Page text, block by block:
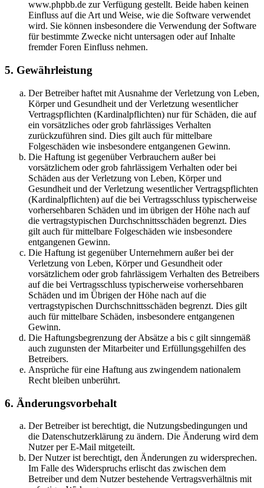
www.phpbb.de zur Verfügung gestellt. Beide haben keinen
Einfluss auf die Art und Weise, wie die Software verwendet
wird. Sie können insbesondere die Verwendung der Software
für bestimmte Zwecke nicht untersagen oder auf Inhalte
fremder Foren Einfluss nehmen.
5. Gewährleistung
Der Betreiber haftet mit Ausnahme der Verletzung von Leben,
Körper und Gesundheit und der Verletzung wesentlicher
Vertragspflichten (Kardinalpflichten) nur für Schäden, die auf
ein vorsätzliches oder grob fahrlässiges Verhalten
zurückzuführen sind. Dies gilt auch für mittelbare
Folgeschäden wie insbesondere entgangenen Gewinn.
Die Haftung ist gegenüber Verbrauchern außer bei
vorsätzlichem oder grob fahrlässigem Verhalten oder bei
Schäden aus der Verletzung von Leben, Körper und
Gesundheit und der Verletzung wesentlicher Vertragspflichten
(Kardinalpflichten) auf die bei Vertragsschluss typischerweise
vorhersehbaren Schäden und im übrigen der Höhe nach auf
die vertragstypischen Durchschnittsschäden begrenzt. Dies
gilt auch für mittelbare Folgeschäden wie insbesondere
entgangenen Gewinn.
Die Haftung ist gegenüber Unternehmern außer bei der
Verletzung von Leben, Körper und Gesundheit oder
vorsätzlichem oder grob fahrlässigem Verhalten des Betreibers
auf die bei Vertragsschluss typischerweise vorhersehbaren
Schäden und im Übrigen der Höhe nach auf die
vertragstypischen Durchschnittsschäden begrenzt. Dies gilt
auch für mittelbare Schäden, insbesondere entgangenen
Gewinn.
Die Haftungsbegrenzung der Absätze a bis c gilt sinngemäß
auch zugunsten der Mitarbeiter und Erfüllungsgehilfen des
Betreibers.
Ansprüche für eine Haftung aus zwingendem nationalem
Recht bleiben unberührt.
6. Änderungsvorbehalt
Der Betreiber ist berechtigt, die Nutzungsbedingungen und
die Datenschutzerklärung zu ändern. Die Änderung wird dem
Nutzer per E-Mail mitgeteilt.
Der Nutzer ist berechtigt, den Änderungen zu widersprechen.
Im Falle des Widerspruchs erlischt das zwischen dem
Betreiber und dem Nutzer bestehende Vertragsverhältnis mit